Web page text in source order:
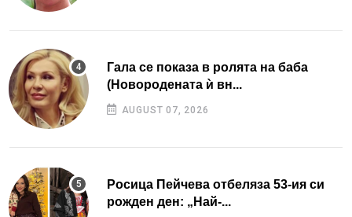
Гала се показа в ролята на баба
(Новородената ѝ вн...
AUGUST 07, 2026
Росица Пейчева отбеляза 53-ия си
рожден ден: „Най-...